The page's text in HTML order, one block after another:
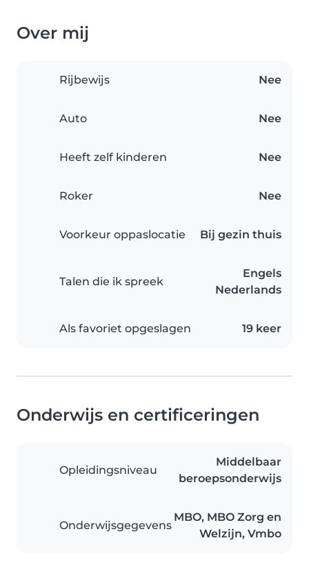
Over mij
Rijbewijs Nee
Auto Nee
Heeft zelf kinderen Nee
Roker Nee
Voorkeur oppaslocatie Bij gezin thuis
Talen die ik spreek
Engels
Nederlands
Als favoriet opgeslagen 19 keer
Onderwijs en certificeringen
Opleidingsniveau
Middelbaar
beroepsonderwijs
Onderwijsgegevens
MBO, MBO Zorg en
Welzijn, Vmbo